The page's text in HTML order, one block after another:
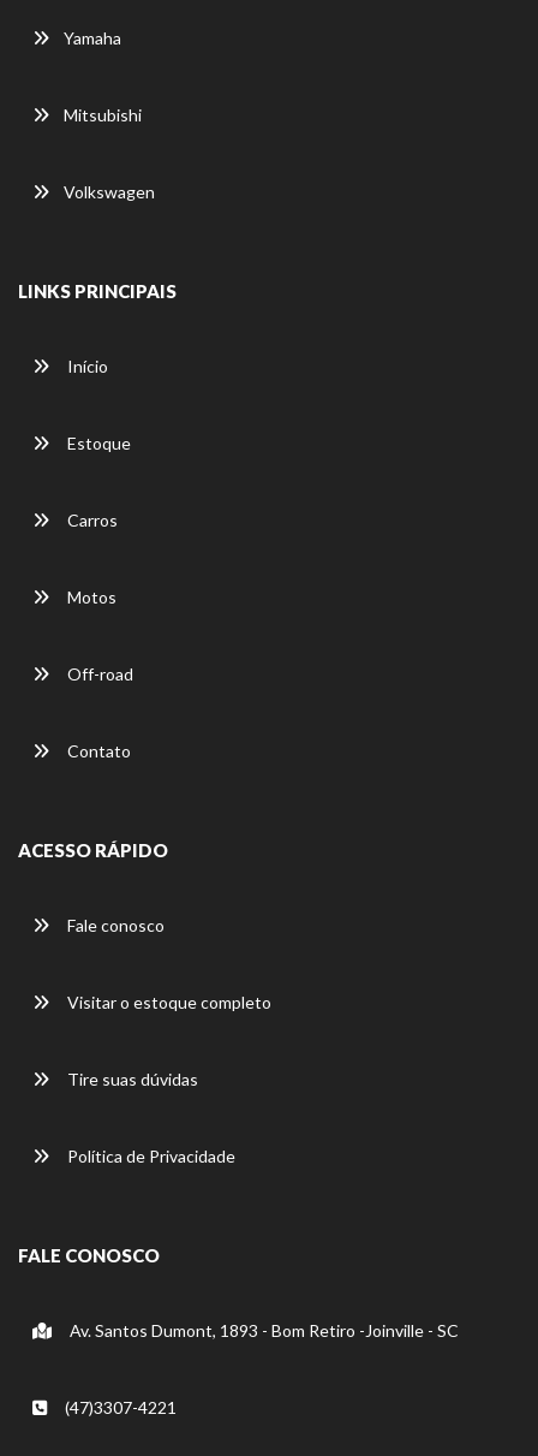
Yamaha
Mitsubishi
Volkswagen
LINKS PRINCIPAIS
Início
Estoque
Carros
Motos
Off-road
Contato
ACESSO RÁPIDO
Fale conosco
Visitar o estoque completo
Tire suas dúvidas
Política de Privacidade
FALE CONOSCO
Av. Santos Dumont, 1893 - Bom Retiro -Joinville - SC
(47)3307-4221